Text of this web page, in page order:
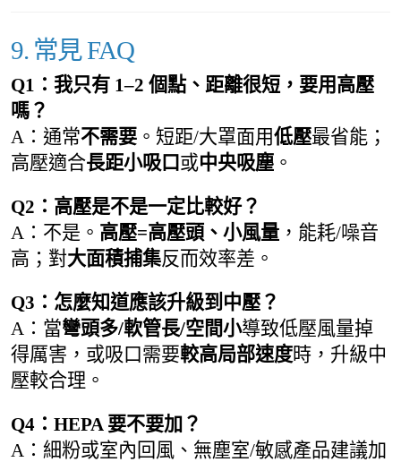
9. 常見 FAQ
Q1：我只有 1–2 個點、距離很短，要用高壓
嗎？
A：通常不需要 。短距/大罩面用低壓最省能；
高壓適合長距小吸口 或中央吸塵 。
Q2：高壓是不是一定比較好？
A：不是。 高壓=高壓頭、小風量 ，能耗/噪音
高；對大面積捕集反而效率差。
Q3：怎麼知道應該升級到中壓？
A：當彎頭多/軟管長/空間小導致低壓風量掉
得厲害，或吸口需要較高局部速度時，升級中
壓較合理。
Q4：HEPA 要不要加？
A：細粉或室內回風、無塵室/敏感產品建議加